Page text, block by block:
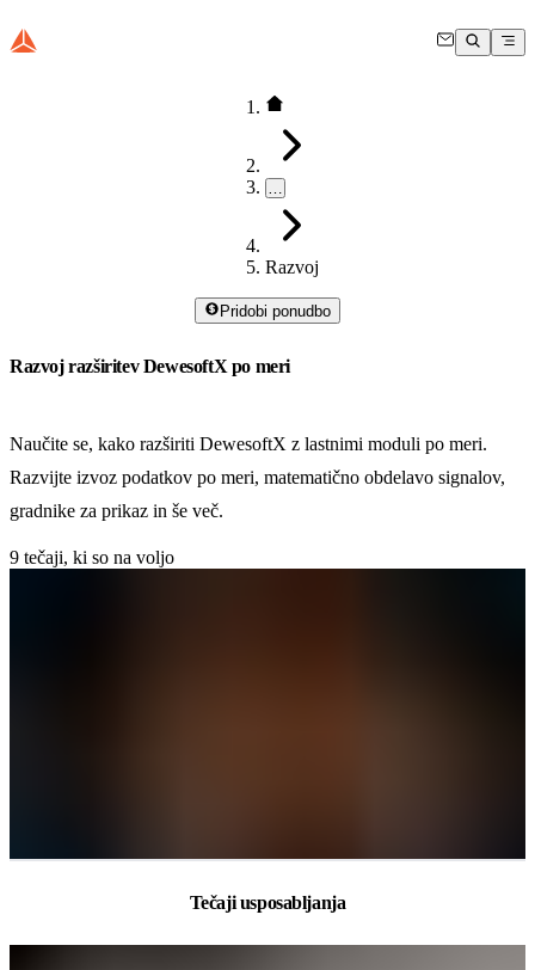
…
Razvoj
Pridobi ponudbo
Razvoj razširitev DewesoftX po meri
Naučite se, kako razširiti DewesoftX z lastnimi moduli po meri.
Razvijte izvoz podatkov po meri, matematično obdelavo signalov,
gradnike za prikaz in še več.
9 tečaji, ki so na voljo
Tečaji usposabljanja